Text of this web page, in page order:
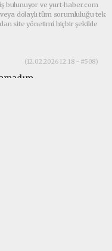
bulunuyor ve yurt-haber.com
dolaylı tüm sorumluluğu tek
site yönetimi hiçbir şekilde
(12.02.2026 12:18 - #508)